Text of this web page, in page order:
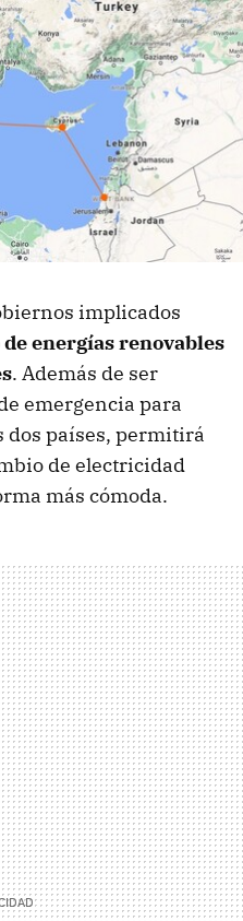
implicados
energías renovables
. Además de ser
emergencia para
dos países, permitirá
de electricidad
más cómoda.